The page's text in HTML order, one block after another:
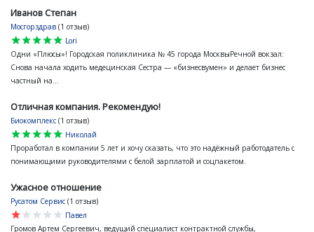
Иванов Степан
Мосгорздрав (1 отзыв)
star
star
star
star
star
Lori
Одни «Плюсы»! Городская поликлиника № 45 города МосквыРечной вокзал:
Снова начала ходить медецинская Сестра — «бизнесвумен» и делает бизнес
частный на...
Отличная компания. Рекомендую!
Биокомплекс (1 отзыв)
star
star
star
star
star
Николай
Проработал в компании 5 лет и хочу сказать, что это надёжный работодатель с
понимающими руководителями с белой зарплатой и соцпакетом.
Ужасное отношение
Русатом Сервис (1 отзыв)
star
star
star
star
star
Павел
Громов Артем Сергеевич, ведущий специалист контрактной службы,